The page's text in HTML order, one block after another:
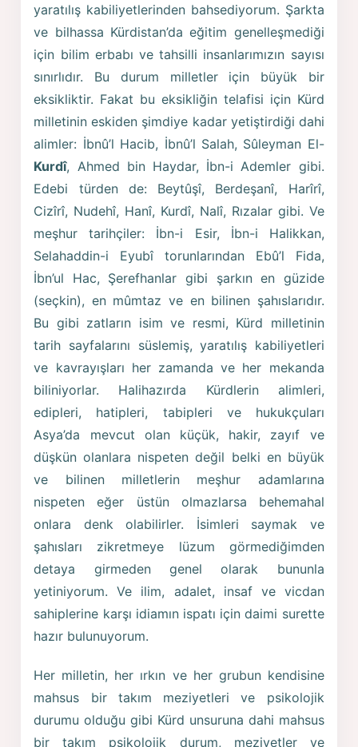
yaratılış kabiliyetlerinden bahsediyorum. Şarkta
ve bilhassa Kürdistan’da eğitim genelleşmediği
için bilim erbabı ve tahsilli insanlarımızın sayısı
sınırlıdır. Bu durum milletler için büyük bir
eksikliktir. Fakat bu eksikliğin telafisi için Kürd
milletinin eskiden şimdiye kadar yetiştirdiği dahi
alimler: İbnû’l Hacib, İbnû’l Salah, Sûleyman El-
Kurdî, Ahmed bin Haydar, İbn-i Ademler gibi.
Edebi türden de: Beytûşî, Berdeşanî, Harîrî,
Cizîrî, Nudehî, Hanî, Kurdî, Nalî, Rızalar gibi. Ve
meşhur tarihçiler: İbn-i Esir, İbn-i Halikkan,
Selahaddin-i Eyubî torunlarından Ebû’l Fida,
İbn’ul Hac, Şerefhanlar gibi şarkın en güzide
(seçkin), en mûmtaz ve en bilinen şahıslarıdır.
Bu gibi zatların isim ve resmi, Kürd milletinin
tarih sayfalarını süslemiş, yaratılış kabiliyetleri
ve kavrayışları her zamanda ve her mekanda
biliniyorlar. Halihazırda Kürdlerin alimleri,
edipleri, hatipleri, tabipleri ve hukukçuları
Asya’da mevcut olan küçük, hakir, zayıf ve
düşkün olanlara nispeten değil belki en büyük
ve bilinen milletlerin meşhur adamlarına
nispeten eğer üstün olmazlarsa behemahal
onlara denk olabilirler. İsimleri saymak ve
şahısları zikretmeye lüzum görmediğimden
detaya girmeden genel olarak bununla
yetiniyorum. Ve ilim, adalet, insaf ve vicdan
sahiplerine karşı idiamın ispatı için daimi surette
hazır bulunuyorum.
Her milletin, her ırkın ve her grubun kendisine
mahsus bir takım meziyetleri ve psikolojik
durumu olduğu gibi Kürd unsuruna dahi mahsus
bir takım psikolojik durum, meziyetler ve